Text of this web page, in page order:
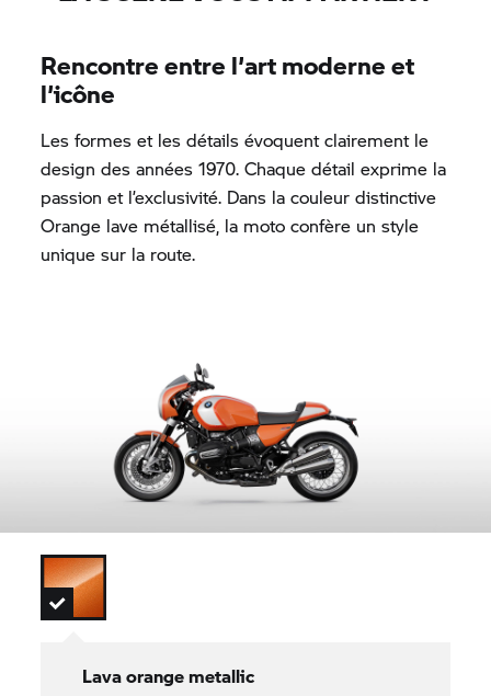
Rencontre entre l’art moderne et
l’icône
Les formes et les détails évoquent clairement le
design des années 1970. Chaque détail exprime la
passion et l’exclusivité. Dans la couleur distinctive
Orange lave métallisé, la moto confère un style
unique sur la route.
Lava orange metallic